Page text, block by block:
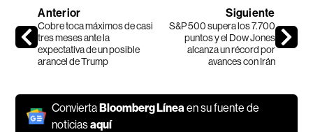
Anterior
Cobre toca máximos de casi
tres meses ante la
expectativa de un posible
arancel de Trump
Siguiente
S&P 500 supera los 7.700
puntos y el Dow Jones
alcanza un récord por
avances con Irán
ConviertaBloomberg Línea en su fuente de
noticiasaquí